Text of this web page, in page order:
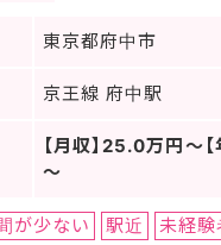
東京都府中市
京王線 府中駅
【月収】25.0万円～
～
が少ない 駅近
未経験